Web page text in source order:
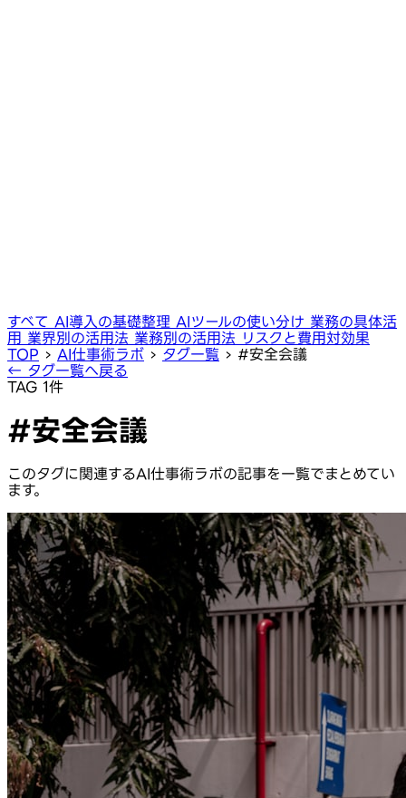
すべて AI導入の基礎整理 AIツールの使い分け 業務の具体活
用 業界別の活用法 業務別の活用法 リスクと費用対効果
TOP › AI仕事術ラボ › タグ一覧 › #安全会議
← タグ一覧へ戻る
TAG 1件
#安全会議
このタグに関連するAI仕事術ラボの記事を一覧でまとめてい
ます。